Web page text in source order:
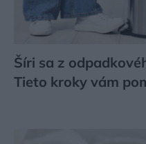
Šíri sa z
Tieto kroky vám